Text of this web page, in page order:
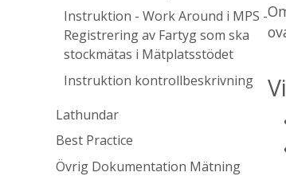
Instruktion - Work Around i MPS -
Registrering av Fartyg som ska
stockmätas i Mätplatsstödet
Instruktion kontrollbeskrivning
Lathundar
Best Practice
Övrig Dokumentation Mätning